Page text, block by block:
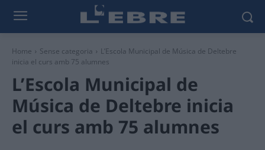
Home Sense categoria
L’Escola Municipal de Música de Deltebre
inicia el curs amb 75 alumnes
L’Escola Municipal de
Música de Deltebre inicia
el curs amb 75 alumnes